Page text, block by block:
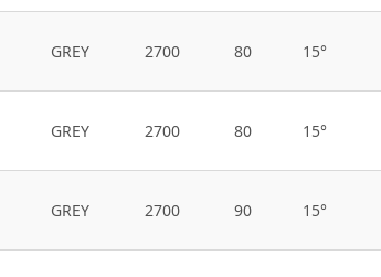
GREY 2700 80 15°
GREY 2700 80 15°
GREY 2700 90 15°